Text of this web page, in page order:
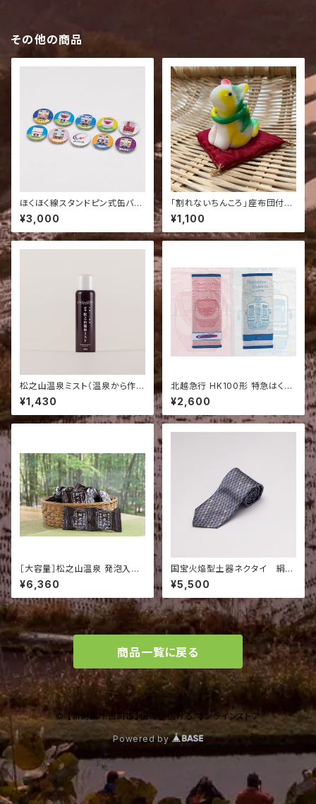
その他の商品
ほくほく線スタンドピン式缶バッ
ジ10種セット 【北越急行オリジ
ナル】
¥3,000
「割れないちんころ」座布団付き
置物（いぬ１個）
¥1,100
松之山温泉ミスト（温泉から作っ
た無添加化粧水） 80g
¥1,430
北越急行 HK100形 特急はくた
か フェイスタオル2点セット｜鉄
道グッズ
¥2,600
［大容量］松之山温泉 発泡入浴
錠 30個セット｜毎日の湯浴み
に、薬湯の恵みを
¥6,360
国宝火焔型土器ネクタイ 絹10
0％ 61M
¥5,500
商品一覧に戻る
© 【新潟県十日町市】伝える 届ける オンラインストア
Powered by